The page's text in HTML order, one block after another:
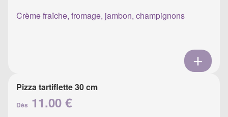
Crème fraîche, fromage, jambon, champignons
Pizza tartiflette 30 cm
Dès 11.00 €